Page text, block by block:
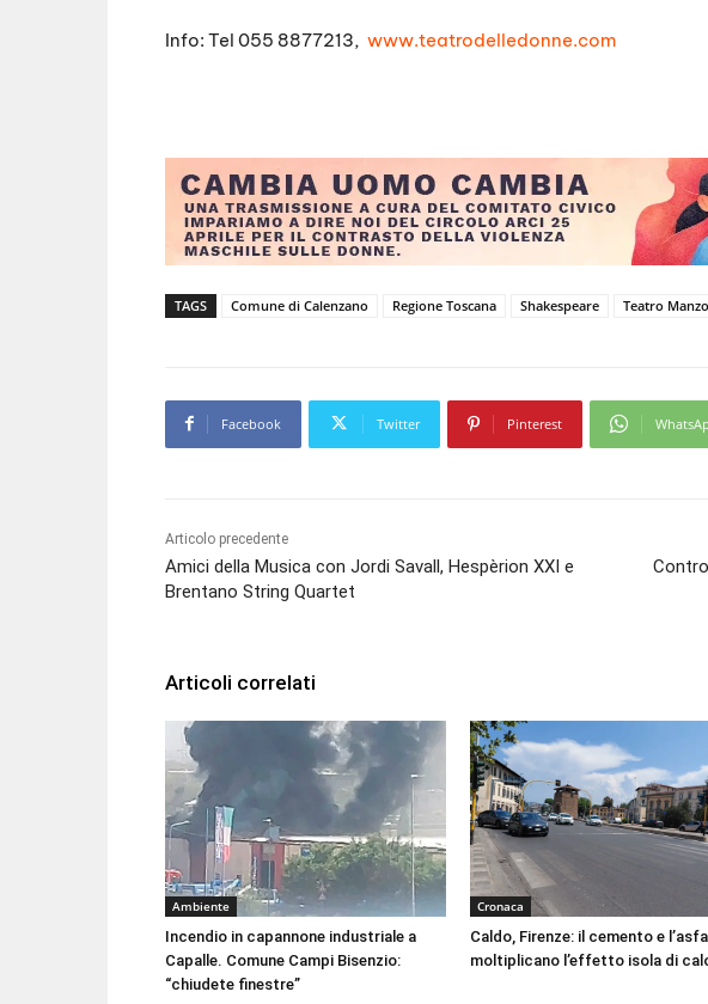
Info: Tel 055 8877213, www.teatrodelledonne.com
TAGS Comune di Calenzano Regione Toscana Shakespeare Teatro
Facebook Twitter Pinterest
Articolo precedente
Amici della Musica con Jordi Savall, Hespèrion XXI e
Brentano String Quartet
Articoli correlati
Ambiente
Incendio in capannone industriale a
Capalle. Comune Campi Bisenzio:
“chiudete finestre”
Cronaca
Caldo, Firenze: il cemento e
moltiplicano l’effetto isola di